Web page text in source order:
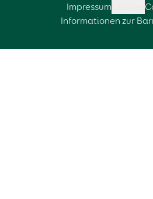
Impressum
Informationen zur